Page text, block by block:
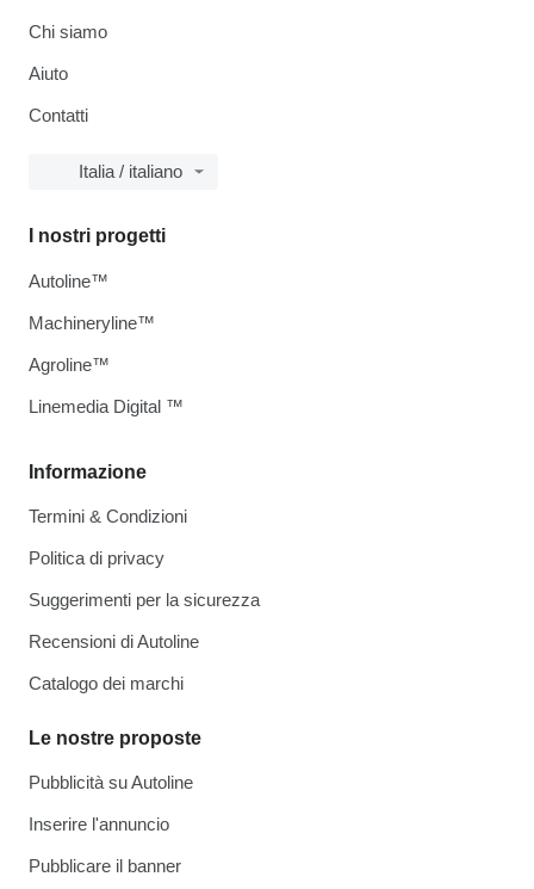
Chi siamo
Aiuto
Contatti
Italia / italiano
Informazione
Termini & Condizioni
Politica di privacy
Suggerimenti per la sicurezza
Recensioni di Autoline
Catalogo dei marchi
Le nostre proposte
Pubblicità su Autoline
Inserire l'annuncio
Pubblicare il banner
I nostri progetti
Autoline™
Machineryline™
Agroline™
Linemedia Digital ™